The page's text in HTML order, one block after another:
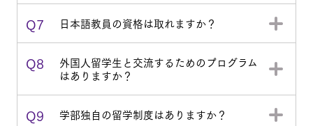
Q7 日本語教員の資格は取れますか？
Q8 外国人留学生と交流するためのプログラム
はありますか？
Q9 学部独自の留学制度はありますか？